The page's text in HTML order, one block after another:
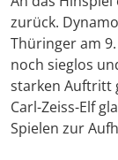
zurück.
Thüringer am
noch sieglos
starken Auftritt
Carl-Zeiss-Elf
Spielen zur